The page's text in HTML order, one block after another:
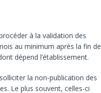
à la validation des
au minimum après la fin de
dépend l’établissement.
la non-publication des
Le plus souvent, celles-ci